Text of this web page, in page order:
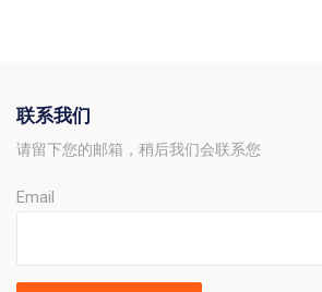
联系我们
请留下您的邮箱，稍后我们会联系您
Email